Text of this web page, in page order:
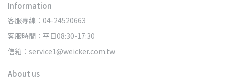
Information
客服專線：04-24520663
客服時間：平日08:30-17:30
信箱：service1@weicker.com.tw
About us